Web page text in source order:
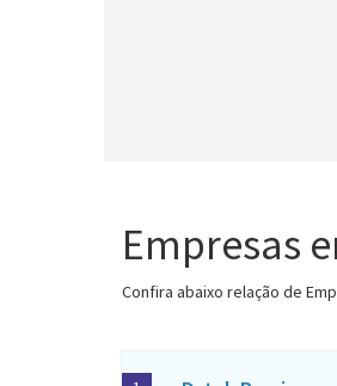
Empresas
Confira abaixo relação de